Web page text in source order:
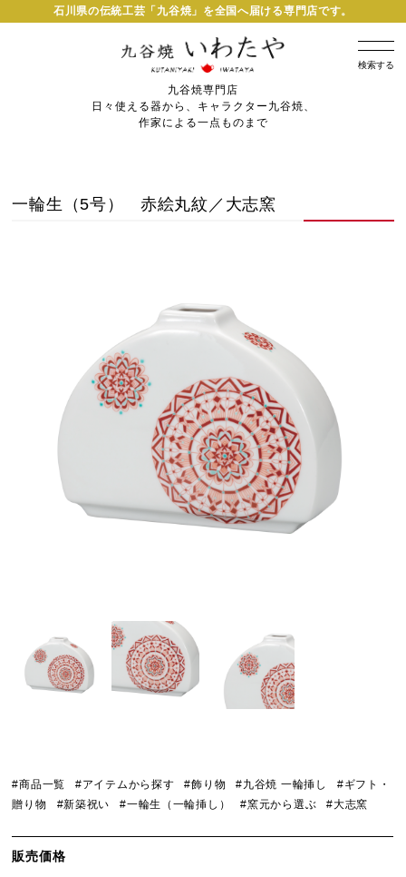
石川県の伝統工芸「九谷焼」を全国へ届ける専門店です。
検索する
九谷焼専門店
日々使える器から、キャラクター九谷焼、
作家による一点ものまで
一輪生（5号） 赤絵丸紋／大志窯
#商品一覧 #アイテムから探す #飾り物 #九谷焼 一輪挿し
#ギフト・
贈り物
#新築祝い #一輪生（一輪挿し） #窯元から選ぶ #大志窯
販売価格